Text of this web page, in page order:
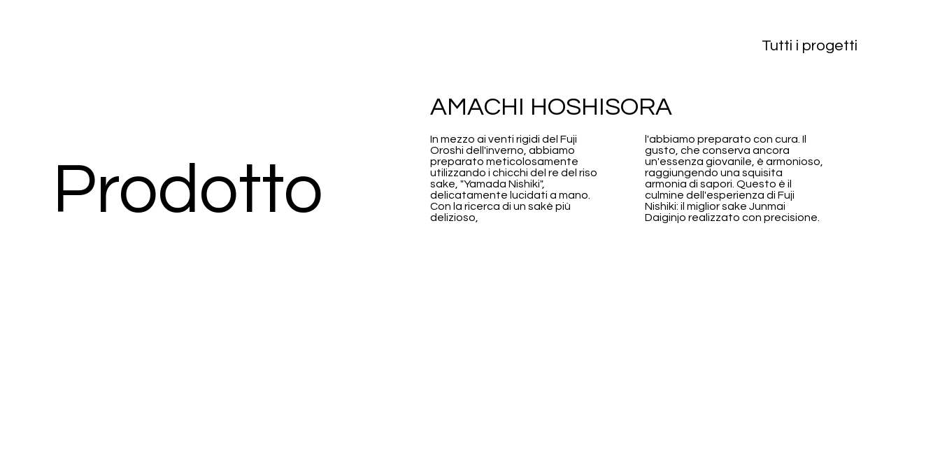
Tutti i progetti
Prodotto
AMACHI HOSHISORA
In mezzo ai venti rigidi del Fuji
Oroshi dell'inverno, abbiamo
preparato meticolosamente
utilizzando i chicchi del re del riso
sake, "Yamada Nishiki",
delicatamente lucidati a mano.
Con la ricerca di un sakè più
delizioso,
l'abbiamo preparato con cura. Il
gusto, che conserva ancora
un'essenza giovanile, è armonioso,
raggiungendo una squisita
armonia di sapori. Questo è il
culmine dell'esperienza di Fuji
Nishiki: il miglior sake Junmai
Daiginjo realizzato con precisione.